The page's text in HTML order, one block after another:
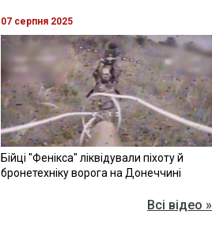
07 серпня 2025
Бійці "Фенікса" ліквідували піхоту й
бронетехніку ворога на Донеччині
Всі відео »